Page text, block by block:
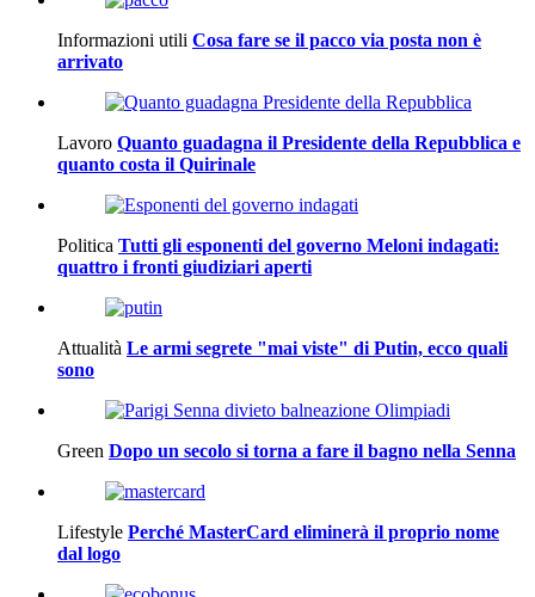
Informazioni utili Cosa fare se il pacco via posta non è
arrivato
Lavoro Quanto guadagna il Presidente della Repubblica e
quanto costa il Quirinale
Politica Tutti gli esponenti del governo Meloni indagati:
quattro i fronti giudiziari aperti
Attualità Le armi segrete "mai viste" di Putin, ecco quali
sono
Green Dopo un secolo si torna a fare il bagno nella Senna
Lifestyle Perché MasterCard eliminerà il proprio nome
dal logo